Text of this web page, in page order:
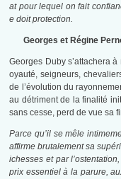
at pour lequel on fait
e doit protection.
Georges et Régine
Georges Duby s’attachera
oyauté, seigneurs,
de l’évolution du
au détriment de la finalité
sans cesse, perd de vue sa
Parce qu’il se mêle
affirme brutalement sa
ichesses et par
prix essentiel à la parure,